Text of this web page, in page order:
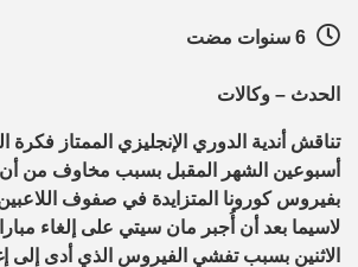
الحدث – وكالات
تناقش أندية الدوري الإنجليزي الممتاز فكرة
أسبوعين الشهر المقبل بسبب مخاوف من أن
بفيروس كورونا المتزايدة في صفوف
لاسيما بعد أن أُجبر مان سيتي على إلغاء
الاثنين بسبب تفشي الفيروس الذي أدى إلى